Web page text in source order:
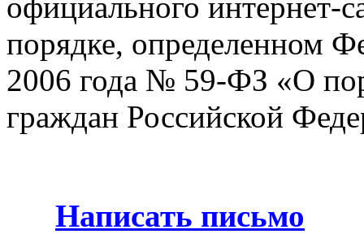
порядке, определенном
2006 года № 59-ФЗ «О
граждан Российской
Написать письмо